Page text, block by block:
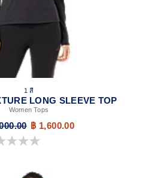
1 สี
LONG SLEEVE TOP
Women Tops
฿ 1,600.00